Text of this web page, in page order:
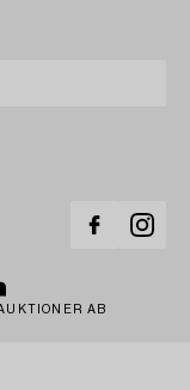
AB